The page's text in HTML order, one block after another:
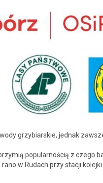
grzy­biarskie, jed­nak
pop­u­larnoś­cią z czego
w Rudach przy stacji